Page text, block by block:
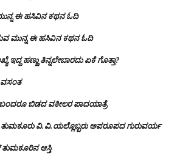
ಈ ಹಸಿವಿನ ಕಥನ ಓದಿ
ಮುನ್ನ ಈ ಹಸಿವಿನ ಕಥನ ಓದಿ
ಇದ್ದ ಹಣ್ಣು ತಿನ್ನಲೇಬಾರದು ಏಕೆ ಗೊತ್ತಾ?
ಬಿಡದ ವಕೀಲರ ಪಾದಯಾತ್ರೆ
ತುಮಕೂರು‌ ವಿ.ವಿ.ಯಲ್ಲೊಬ್ಬರು ಅಪರೂಪದ ಗುರುವರ್ಯ
ಆಸ್ತಿ